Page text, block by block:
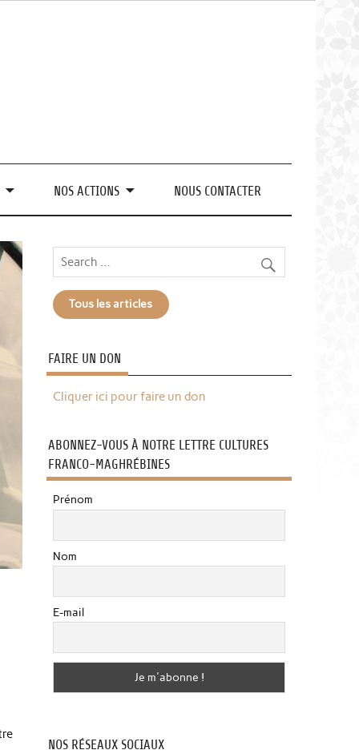
NOS ACTIONS NOUS CONTACTER
Tous les articles
FAIRE UN DON
Cliquer ici pour faire un don
ABONNEZ-VOUS À NOTRE LETTRE CULTURES
FRANCO-MAGHRÉBINES
Prénom
Nom
E-mail
NOS RÉSEAUX SOCIAUX